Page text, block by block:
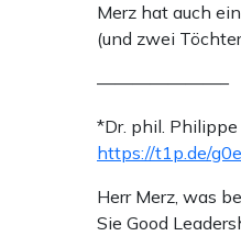
Merz hat auch
(und zwei
———————–
*Dr. phil. Philippe
https://t1p.de/
Herr Merz, was
Sie Good